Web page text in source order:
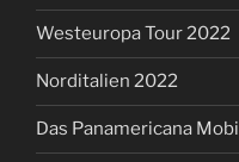
Westeuropa Tour 2022
Norditalien 2022
Das Panamericana Mobil